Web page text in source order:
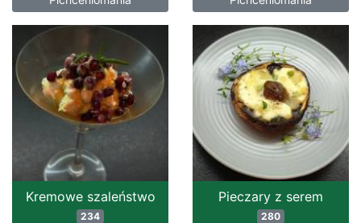
Kremowe szaleństwo
234
Pieczary z serem
280